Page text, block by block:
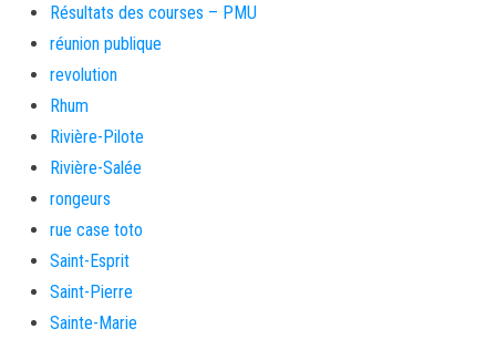
Résultats des courses – PMU
réunion publique
revolution
Rhum
Rivière-Pilote
Rivière-Salée
rongeurs
rue case toto
Saint-Esprit
Saint-Pierre
Sainte-Marie